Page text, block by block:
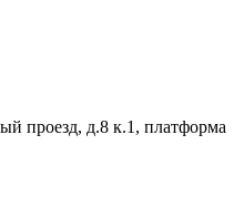
проезд, д.8 к.1, платформа